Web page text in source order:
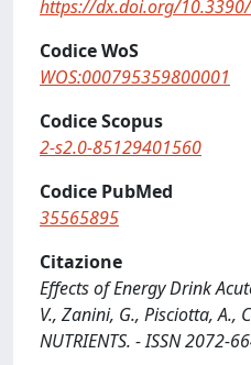
https://dx.doi.org/
Codice WoS
WOS:000795359800001
Codice Scopus
2-s2.0-85129401560
Codice PubMed
35565895
Citazione
Effects of Energy Drink
V., Zanini, G., Pisciotta, A.,
NUTRIENTS. - ISSN